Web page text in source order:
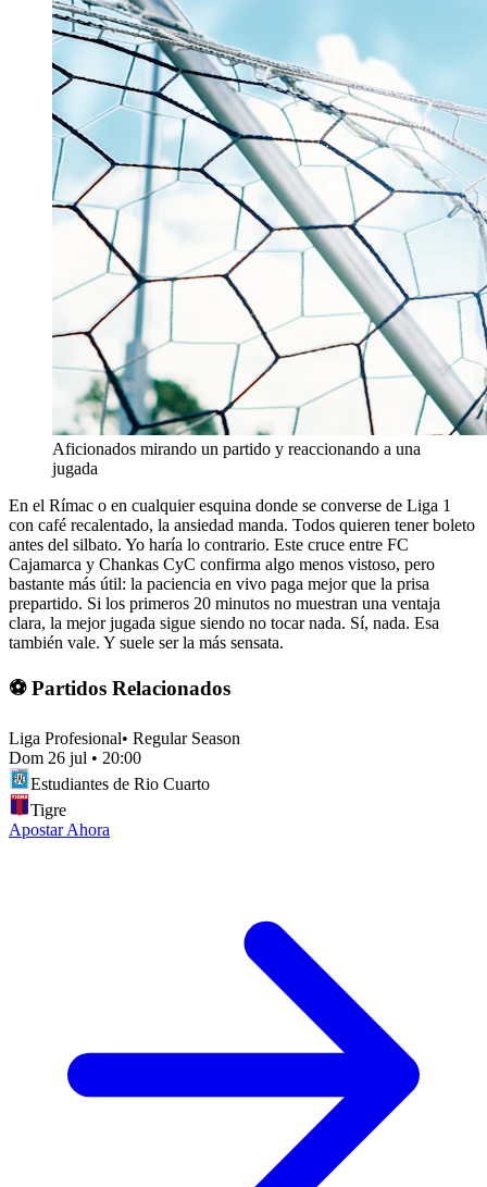
Aficionados mirando un partido y reaccionando a una
jugada
En el Rímac o en cualquier esquina donde se converse de Liga 1
con café recalentado, la ansiedad manda. Todos quieren tener boleto
antes del silbato. Yo haría lo contrario. Este cruce entre FC
Cajamarca y Chankas CyC confirma algo menos vistoso, pero
bastante más útil: la paciencia en vivo paga mejor que la prisa
prepartido. Si los primeros 20 minutos no muestran una ventaja
clara, la mejor jugada sigue siendo no tocar nada. Sí, nada. Esa
también vale. Y suele ser la más sensata.
⚽ Partidos Relacionados
Liga Profesional• Regular Season
Dom 26 jul • 20:00
Estudiantes de Rio Cuarto
Tigre
Apostar Ahora